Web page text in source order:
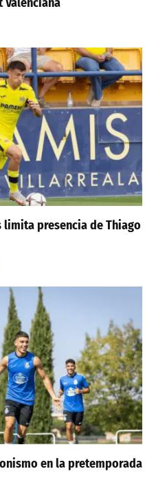
presencia de Thiago
en la pretemporada